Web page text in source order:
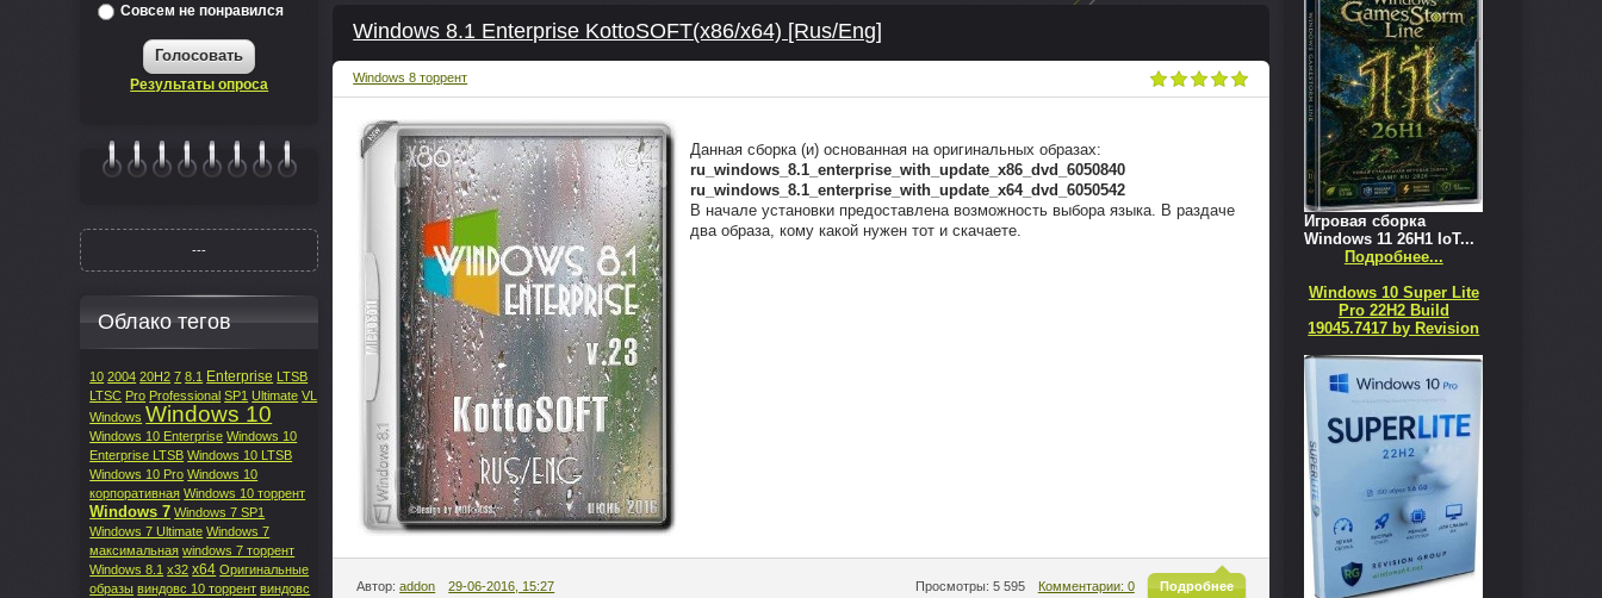
Windows 8.1 Enterprise KottoSOFT(x86/x64) [Rus/Eng]
Windows 8 торрент
Данная сборка (и) основанная на оригинальных образах:
ru_windows_8.1_enterprise_with_update_x86_dvd_6050840
ru_windows_8.1_enterprise_with_update_x64_dvd_6050542
В начале установки предоставлена возможность выбора языка. В раздаче
два образа, кому какой нужен тот и скачаете.
Подробнее
Комментарии: 0
Просмотры: 5 595
Автор:addon 29-06-2016, 15:27
Игровая сборка
Windows 11 26H1 IoT...
Подробнее...
Windows 10 Super Lite
Pro 22H2 Build
19045.7417 by Revision
Совсем не понравился
Голосовать
Результаты опроса
---
Облако тегов
10 2004 20H2 7 8.1 Enterprise LTSB
LTSC Pro Professional SP1 Ultimate VL
Windows Windows 10
Windows 10 Enterprise Windows 10
Enterprise LTSB Windows 10 LTSB
Windows 10 Pro Windows 10
корпоративная Windows 10 торрент
Windows 7 Windows 7 SP1
Windows 7 Ultimate Windows 7
максимальная windows 7 торрент
Windows 8.1 x32 x64 Оригинальные
образы виндовс 10 торрент виндовс